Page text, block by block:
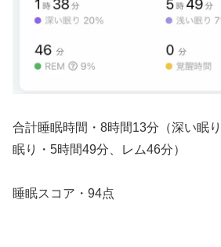
合計睡眠時間・8時間13分（深い眠
眠り・5時間49分、レム46分）
睡眠スコア・94点